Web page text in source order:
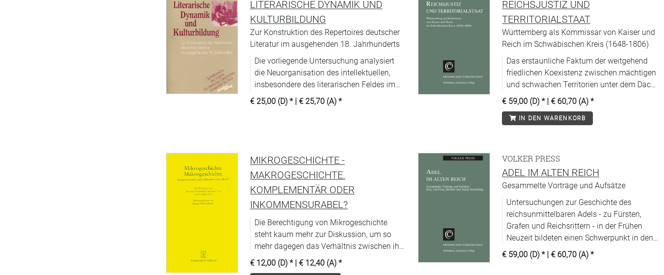
LITERARISCHE DYNAMIK UND
KULTURBILDUNG
Zur Konstruktion des Repertoires deutscher
Literatur im ausgehenden 18. Jahrhunderts
Die vorliegende Untersuchung analysiert
die Neuorganisation des intellektuellen,
insbesondere des literarischen Feldes im
Deutschland des ausgehenden 18.
Jahrhunderts.
€ 25,00 (D) * | € 25,70 (A) *
REICHSJUSTIZ UND
TERRITORIALSTAAT
Württemberg als Kommissar von Kaiser und
Reich im Schwäbischen Kreis (1648-1806)
Das erstaunliche Faktum der weitgehend
friedlichen Koexistenz zwischen mächtigen
und schwachen Territorien unter dem Dach
des Heiligen Römischen Reiches fasziniert
heute mehr denn je.
€ 59,00 (D) * | € 60,70 (A) *
IN DEN WARENKORB
MIKROGESCHICHTE -
MAKROGESCHICHTE.
KOMPLEMENTÄR ODER
INKOMMENSURABEL?
Die Berechtigung von Mikrogeschichte
steht kaum mehr zur Diskussion, um so
mehr dagegen das Verhältnis zwischen ihr
und denjenigen Richtungen der
Geschichtswissenschaft, die ihren Blick vor
€ 12,00 (D) * | € 12,40 (A) *
VOLKER PRESS
ADEL IM ALTEN REICH
Gesammelte Vorträge und Aufsätze
Untersuchungen zur Geschichte des
reichsunmittelbaren Adels - zu Fürsten,
Grafen und Reichsrittern - in der Frühen
Neuzeit bildeten einen Schwerpunkt in den
Forschungen des 1993 verstorbenen
Tübinger Historikers Volker Press.
€ 59,00 (D) * | € 60,70 (A) *